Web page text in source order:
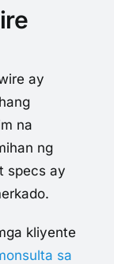
ay
na
ng
specs ay
kliyente
sa